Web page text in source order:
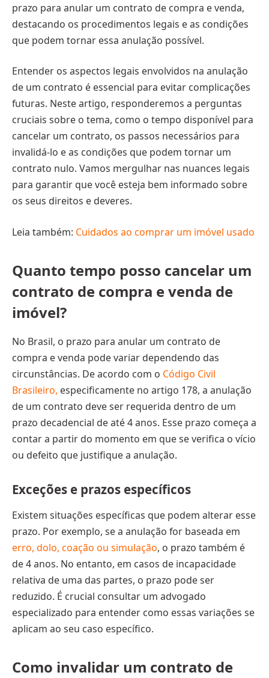
prazo para anular um contrato de compra e venda,
destacando os procedimentos legais e as condições
que podem tornar essa anulação possível.
Entender os aspectos legais envolvidos na anulação
de um contrato é essencial para evitar complicações
futuras. Neste artigo, responderemos a perguntas
cruciais sobre o tema, como o tempo disponível para
cancelar um contrato, os passos necessários para
invalidá-lo e as condições que podem tornar um
contrato nulo. Vamos mergulhar nas nuances legais
para garantir que você esteja bem informado sobre
os seus direitos e deveres.
Leia também: Cuidados ao comprar um imóvel usado
Quanto tempo posso cancelar um
contrato de compra e venda de
imóvel?
No Brasil, o prazo para anular um contrato de
compra e venda pode variar dependendo das
circunstâncias. De acordo com o Código Civil
Brasileiro, especificamente no artigo 178, a anulação
de um contrato deve ser requerida dentro de um
prazo decadencial de até 4 anos. Esse prazo começa a
contar a partir do momento em que se verifica o vício
ou defeito que justifique a anulação.
Exceções e prazos específicos
Existem situações específicas que podem alterar esse
prazo. Por exemplo, se a anulação for baseada em
erro, dolo, coação ou simulação, o prazo também é
de 4 anos. No entanto, em casos de incapacidade
relativa de uma das partes, o prazo pode ser
reduzido. É crucial consultar um advogado
especializado para entender como essas variações se
aplicam ao seu caso específico.
Como invalidar um contrato de